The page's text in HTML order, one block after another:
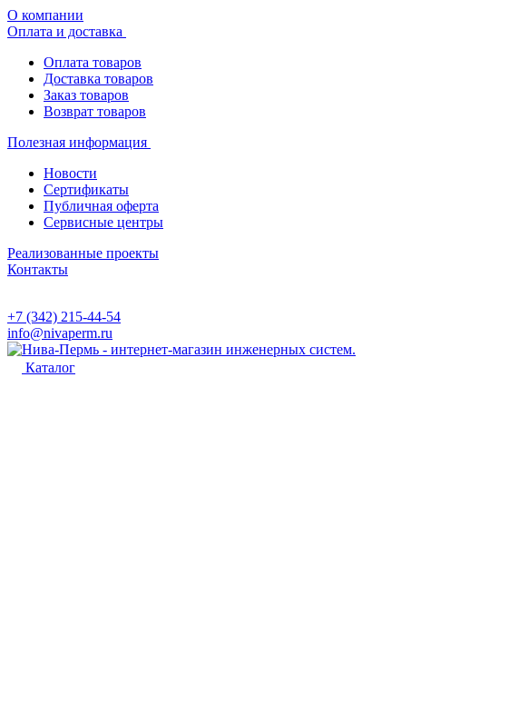
О компании
Оплата и доставка
Оплата товаров
Доставка товаров
Заказ товаров
Возврат товаров
Полезная информация
Новости
Сертификаты
Публичная оферта
Сервисные центры
Реализованные проекты
Контакты
+7 (342) 215-44-54
info@nivaperm.ru
Каталог